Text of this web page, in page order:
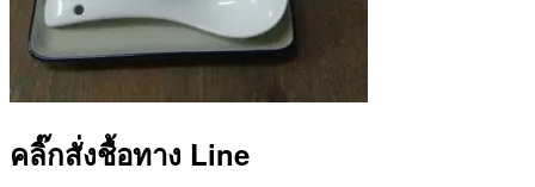
คลิ๊กสั่งชื้อทาง Line